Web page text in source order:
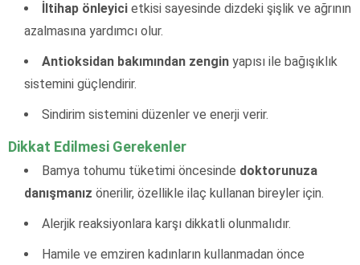
İltihap önleyici etkisi sayesinde dizdeki şişlik ve ağrının
azalmasına yardımcı olur.
Antioksidan bakımından zengin yapısı ile bağışıklık
sistemini güçlendirir.
Sindirim sistemini düzenler ve enerji verir.
Dikkat Edilmesi Gerekenler
Bamya tohumu tüketimi öncesinde doktorunuza
danışmanız önerilir, özellikle ilaç kullanan bireyler için.
Alerjik reaksiyonlara karşı dikkatli olunmalıdır.
Hamile ve emziren kadınların kullanmadan önce